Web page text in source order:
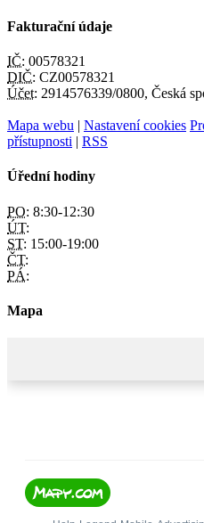
Fakturační údaje
IČ: 00578321
DIČ: CZ00578321
Účet: 2914576339/0800, Česká
Mapa webu | Nastavení cookies
přístupnosti | RSS
Úřední hodiny
PO: 8:30-12:30
ÚT:
ST: 15:00-19:00
ČT:
PÁ:
Mapa